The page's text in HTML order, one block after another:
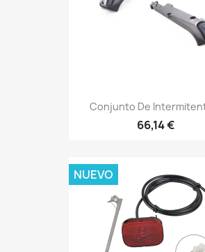
Conjunto De
66,14 €
NUEVO